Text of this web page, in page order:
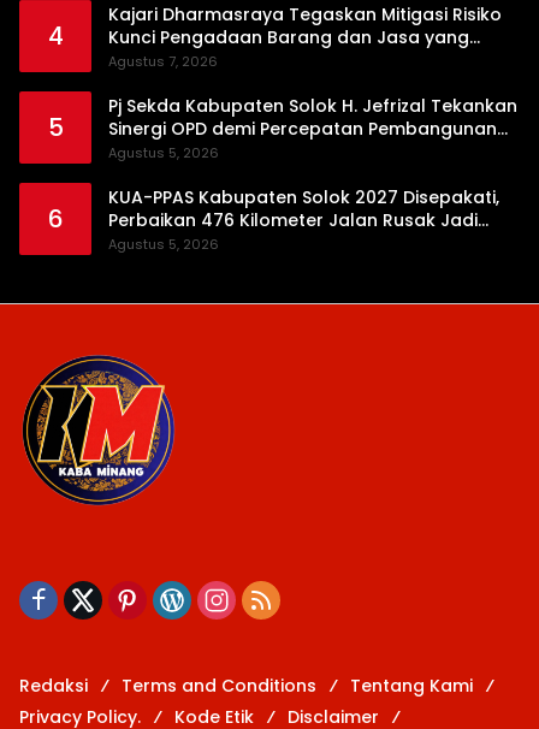
4
Kajari Dharmasraya Tegaskan Mitigasi Risiko
Kunci Pengadaan Barang dan Jasa yang
Bersih
Agustus 7, 2026
5
Pj Sekda Kabupaten Solok H. Jefrizal Tekankan
Sinergi OPD demi Percepatan Pembangunan
Daerah
Agustus 5, 2026
6
KUA-PPAS Kabupaten Solok 2027 Disepakati,
Perbaikan 476 Kilometer Jalan Rusak Jadi
Prioritas
Agustus 5, 2026
Redaksi Terms and Conditions
Tentang Kami
Privacy Policy.
Kode Etik Disclaimer